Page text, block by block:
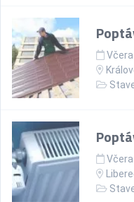
Včera
Včera